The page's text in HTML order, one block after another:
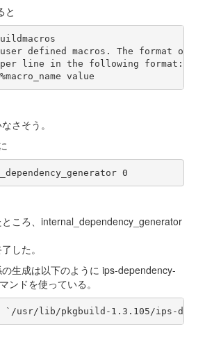
と
defined macros. The format of
line in the following format:
さそう。
ころ、internal_dependency_generator
した。
生成は以下のように ips-dependency-
ンドを使っている。